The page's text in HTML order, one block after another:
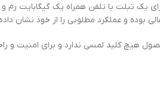
یا تلفن همراه یک گیگابایت رم و 16 گیگابایت حافظه داخلی جوابگو نباشد اما این مشخصات برای
بوده و عملکرد مطلوبی را از خود نشان
هیچ کلید لمسی ندارد و برای امنیت و